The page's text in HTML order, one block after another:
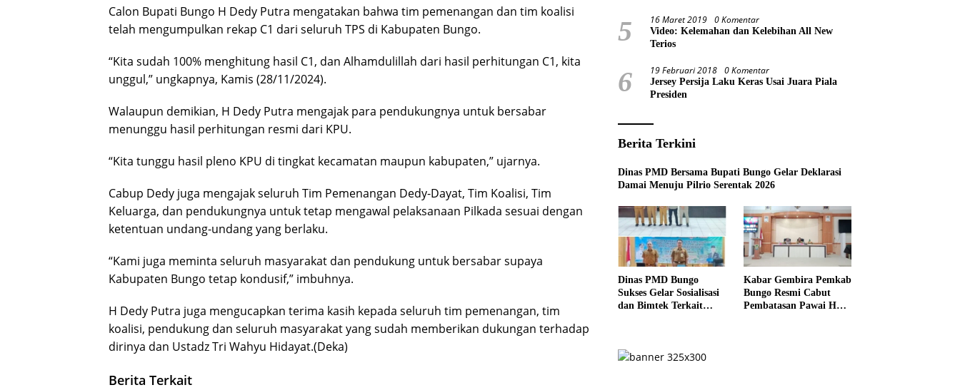
Calon Bupati Bungo H Dedy Putra mengatakan bahwa tim pemenangan dan tim koalisi
telah mengumpulkan rekap C1 dari seluruh TPS di Kabupaten Bungo.
“Kita sudah 100% menghitung hasil C1, dan Alhamdulillah dari hasil perhitungan C1, kita
unggul,” ungkapnya, Kamis (28/11/2024).
Walaupun demikian, H Dedy Putra mengajak para pendukungnya untuk bersabar
menunggu hasil perhitungan resmi dari KPU.
“Kita tunggu hasil pleno KPU di tingkat kecamatan maupun kabupaten,” ujarnya.
Cabup Dedy juga mengajak seluruh Tim Pemenangan Dedy-Dayat, Tim Koalisi, Tim
Keluarga, dan pendukungnya untuk tetap mengawal pelaksanaan Pilkada sesuai dengan
ketentuan undang-undang yang berlaku.
“Kami juga meminta seluruh masyarakat dan pendukung untuk bersabar supaya
Kabupaten Bungo tetap kondusif,” imbuhnya.
H Dedy Putra juga mengucapkan terima kasih kepada seluruh tim pemenangan, tim
koalisi, pendukung dan seluruh masyarakat yang sudah memberikan dukungan terhadap
dirinya dan Ustadz Tri Wahyu Hidayat.(Deka)
Berita Terkait
5 16 Maret 2019 0 Komentar
Video: Kelemahan dan Kelebihan All New
Terios
6 19 Februari 2018 0 Komentar
Jersey Persija Laku Keras Usai Juara Piala
Presiden
Berita Terkini
Dinas PMD Bersama Bupati Bungo Gelar Deklarasi
Damai Menuju Pilrio Serentak 2026
Dinas PMD Bungo
Sukses Gelar Sosialisasi
dan Bimtek Terkait
Kabar Gembira Pemkab
Bungo Resmi Cabut
Pembatasan Pawai HUT